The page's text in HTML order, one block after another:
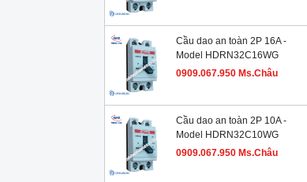
Cầu dao an toàn 2P 16A -
Model HDRN32C16WG
0909.067.950 Ms.Châu
Cầu dao an toàn 2P 10A -
Model HDRN32C10WG
0909.067.950 Ms.Châu